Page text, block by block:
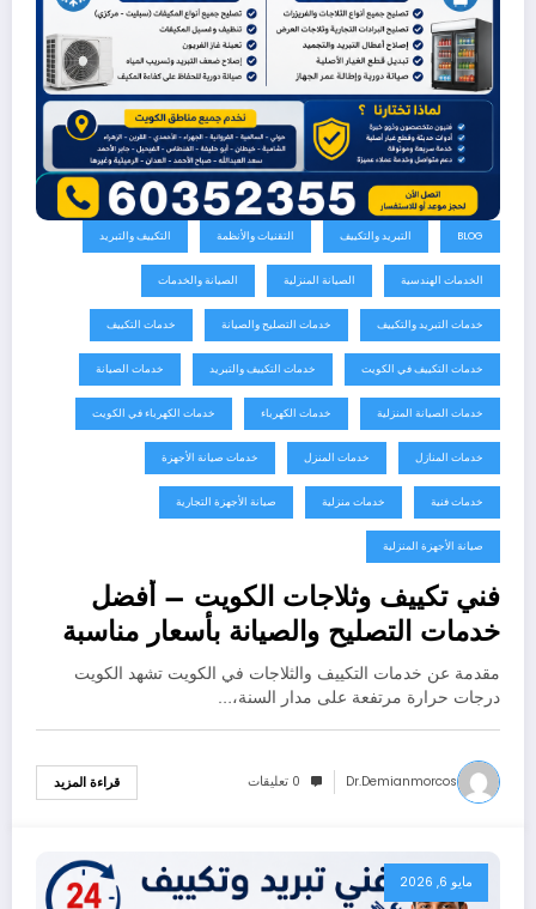
BLOG التبريد والتكييف التقنيات والأنظمة التكييف والتبريد
الخدمات الهندسية الصيانة المنزلية الصيانة والخدمات
خدمات التبريد والتكييف خدمات التصليح والصيانة خدمات التكييف
خدمات التكييف في الكويت خدمات التكييف والتبريد خدمات الصيانة
خدمات الصيانة المنزلية خدمات الكهرباء خدمات الكهرباء في الكويت
خدمات المنازل خدمات المنزل خدمات صيانة الأجهزة
خدمات فنية خدمات منزلية صيانة الأجهزة التجارية
صيانة الأجهزة المنزلية
فني تكييف وثلاجات الكويت – أفضل
خدمات التصليح والصيانة بأسعار مناسبة
مقدمة عن خدمات التكييف والثلاجات في الكويت تشهد الكويت
درجات حرارة مرتفعة على مدار السنة،…
Dr.demianmorcos 0 تعليقات قراءة المزيد
مايو 6, 2026